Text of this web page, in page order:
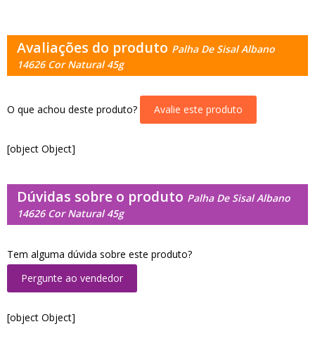
Avaliações do produto Palha De Sisal Albano
14626 Cor Natural 45g
O que achou deste produto? Avalie este produto
[object Object]
Dúvidas sobre o produto Palha De Sisal Albano
14626 Cor Natural 45g
Tem alguma dúvida sobre este produto?
Pergunte ao vendedor
[object Object]